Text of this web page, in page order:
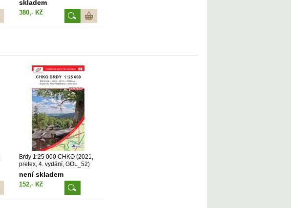
25 000 (2022, 1. vydání, SJ6-
14)
skladem
380,- Kč
Brdy 1:25 000 CHKO (2021,
pretex, 4. vydání, GOL_52)
není skladem
152,- Kč